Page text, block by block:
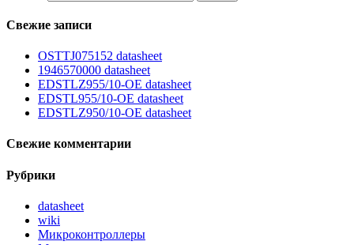
Свежие записи
OSTTJ075152 datasheet
1946570000 datasheet
EDSTLZ955/10-OE datasheet
EDSTL955/10-OE datasheet
EDSTLZ950/10-OE datasheet
Свежие комментарии
Рубрики
datasheet
wiki
Микроконтроллеры